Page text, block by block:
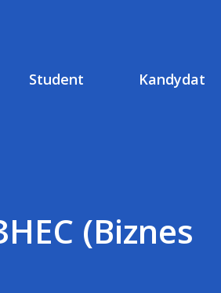
Student Kandydat
(Biznes